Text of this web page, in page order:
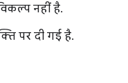
नहीं है.
पर दी गई है.